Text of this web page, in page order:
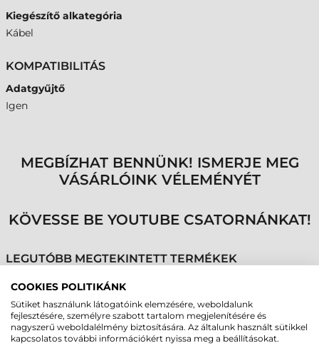
Kiegészítő alkategória
Kábel
KOMPATIBILITÁS
Adatgyűjtő
Igen
MEGBÍZHAT BENNÜNK! ISMERJE MEG
VÁSÁRLÓINK VÉLEMÉNYÉT
KÖVESSE BE YOUTUBE CSATORNÁNKAT!
LEGUTÓBB MEGTEKINTETT TERMÉKEK
DATALOGIC KÁBEL,
USB/MICROUSB, 2M
(DOKKOLÓ/TÖLTŐ ÉS
ESZKÖZ KÖZÉ)
COOKIES POLITIKÁNK
Sütiket használunk látogatóink elemzésére, weboldalunk
fejlesztésére, személyre szabott tartalom megjelenítésére és
nagyszerű weboldalélmény biztosítására. Az általunk használt sütikkel
kapcsolatos további információkért nyissa meg a beállításokat.